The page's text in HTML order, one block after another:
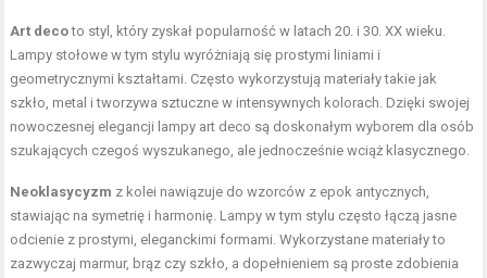
Art decoto styl, który zyskał popularność w latach 20. i 30. XX wieku.
Lampy stołowe w tym stylu wyróżniają się prostymi liniami i
geometrycznymi kształtami. Często wykorzystują materiały takie jak
szkło, metal i tworzywa sztuczne w intensywnych kolorach. Dzięki swojej
nowoczesnej elegancji lampy art deco są doskonałym wyborem dla osób
szukających czegoś wyszukanego, ale jednocześnie wciąż klasycznego.
Neoklasycyzm z kolei nawiązuje do wzorców z epok antycznych,
stawiając na symetrię i harmonię. Lampy w tym stylu często łączą jasne
odcienie z prostymi, eleganckimi formami. Wykorzystane materiały to
zazwyczaj marmur, brąz czy szkło, a dopełnieniem są proste zdobienia